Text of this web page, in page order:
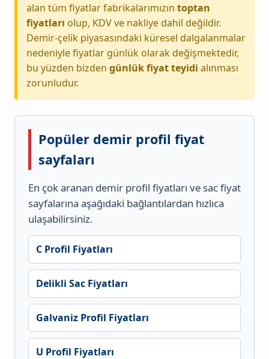
alan tüm fiyatlar fabrikalarımızın toptan
fiyatları olup, KDV ve nakliye dahil değildir.
Demir-çelik piyasasındaki küresel dalgalanmalar
nedeniyle fiyatlar günlük olarak değişmektedir,
bu yüzden bizden günlük fiyat teyidi alınması
zorunludur.
Popüler demir profil fiyat
sayfaları
En çok aranan demir profil fiyatları ve sac fiyat
sayfalarına aşağıdaki bağlantılardan hızlıca
ulaşabilirsiniz.
C Profil Fiyatları
Delikli Sac Fiyatları
Galvaniz Profil Fiyatları
U Profil Fiyatları